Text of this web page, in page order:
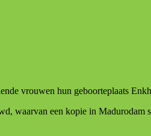
vrouwen hun geboorteplaats
waarvan een kopie in Madurodam